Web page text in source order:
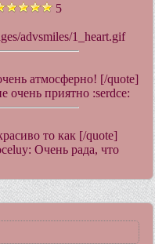
5
advsmiles/1_heart.gif
[quote="moxito"]Машуля, очень атмосферно! [/quote]
очень приятно :serdce:
то как [/quote]
Очень рада, что